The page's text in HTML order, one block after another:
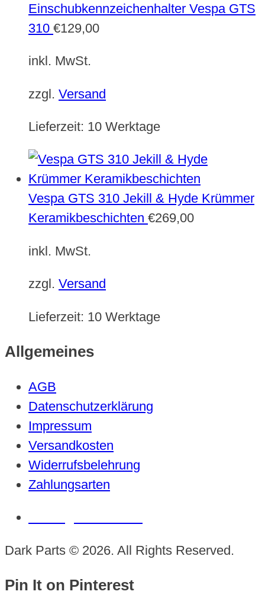
Einschubkennzeichenhalter Vespa GTS
310 €129,00
inkl. MwSt.
zzgl. Versand
Lieferzeit: 10 Werktage
Vespa GTS 310 Jekill & Hyde Krümmer
Keramikbeschichten €269,00
inkl. MwSt.
zzgl. Versand
Lieferzeit: 10 Werktage
Allgemeines
AGB
Datenschutzerklärung
Impressum
Versandkosten
Widerrufsbelehrung
Zahlungsarten
Dark Parts © 2026. All Rights Reserved.
Pin It on Pinterest